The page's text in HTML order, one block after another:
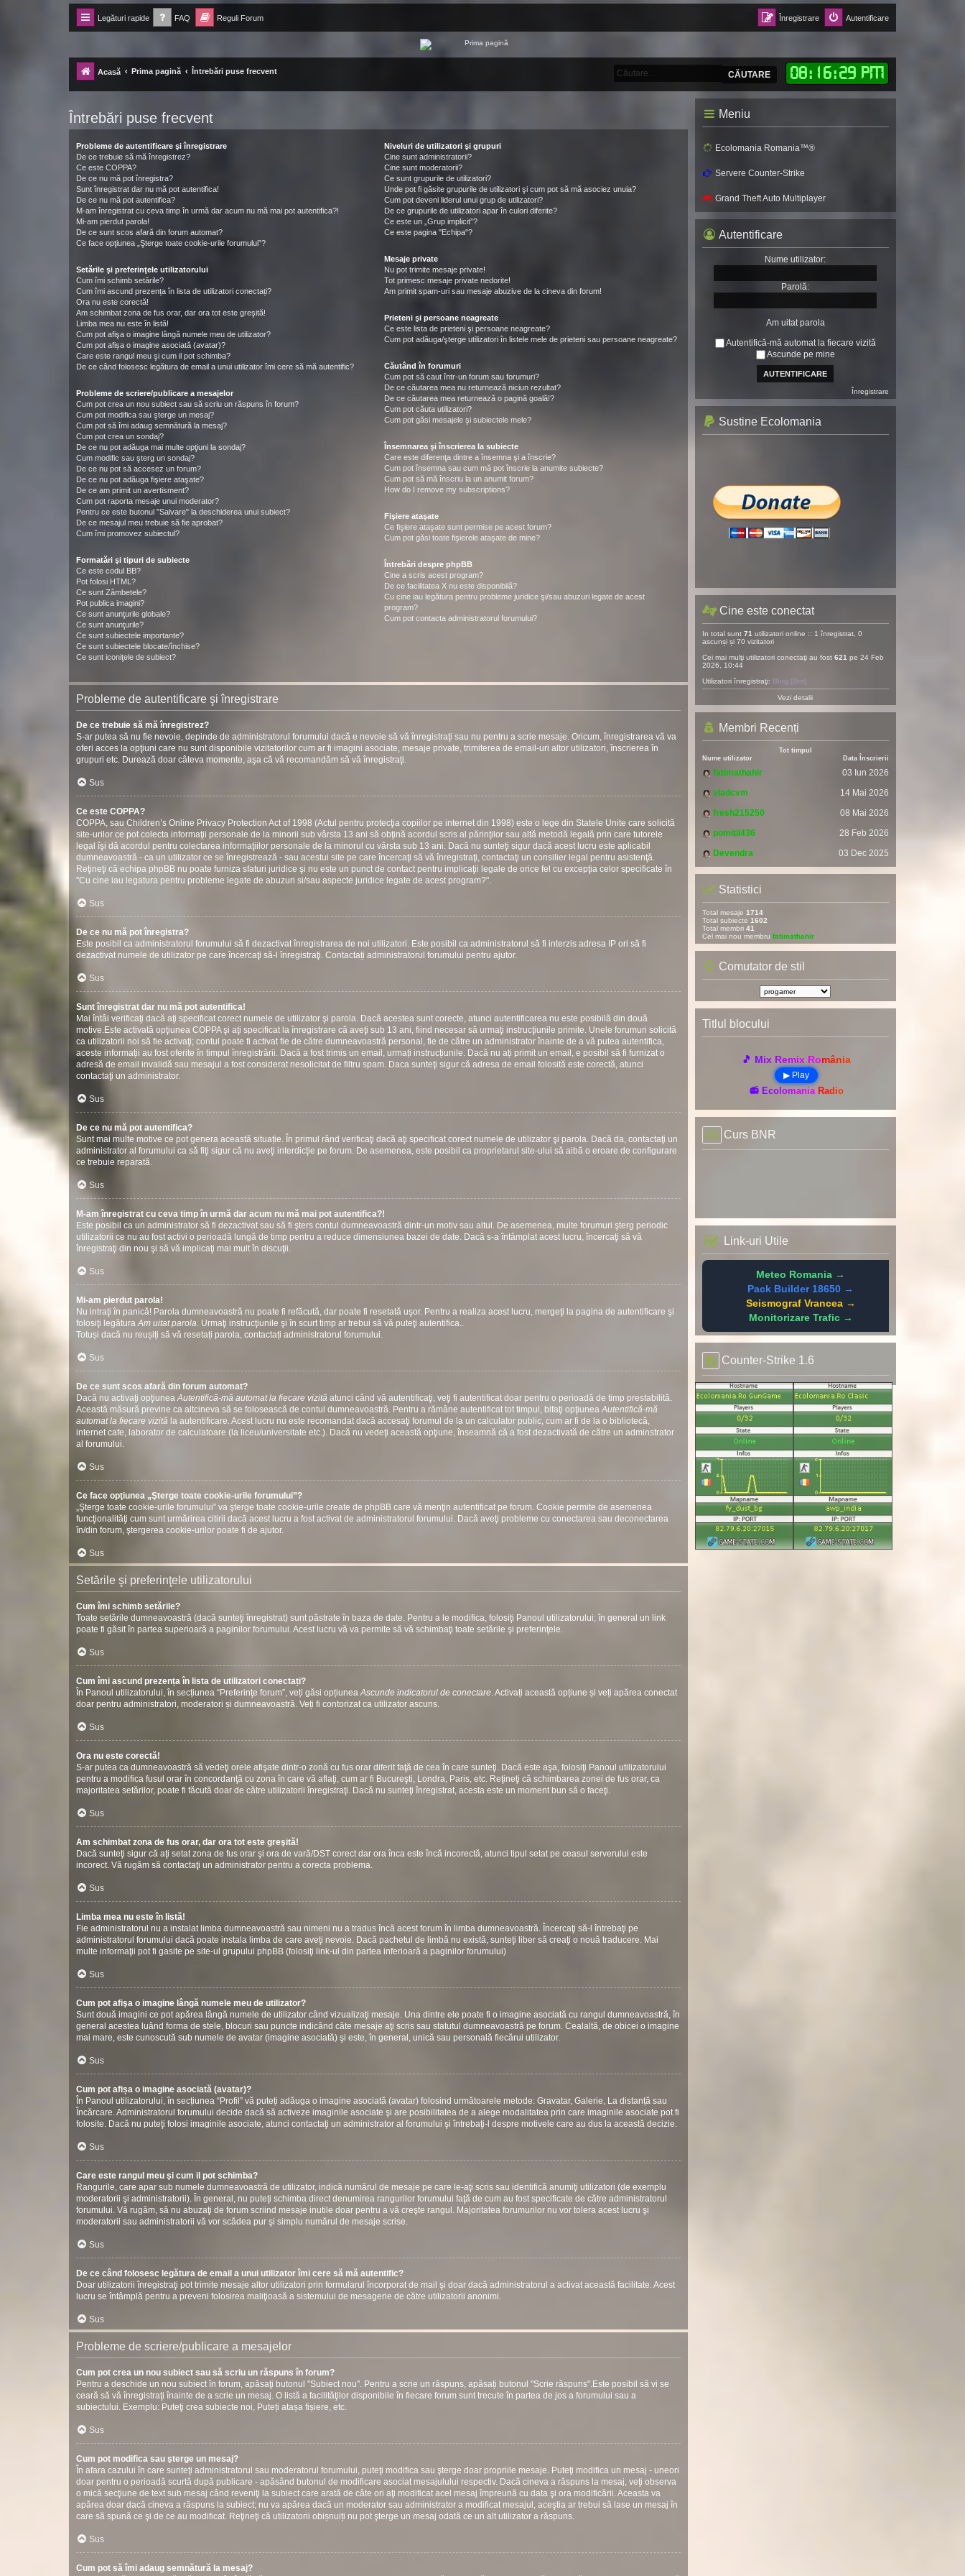
Legături rapide FAQ Reguli Forum Autentificare
Înregistrare
Forum Ecolomania™®
-= Idei pentru viitor =-
Acasă Prima pagină Întrebări puse frecvent 08: 16:31 PM
CĂUTARE
Întrebări puse frecvent
Probleme de autentificare şi înregistrare
De ce trebuie să mă înregistrez?
Ce este COPPA?
De ce nu mă pot înregistra?
Sunt înregistrat dar nu mă pot autentifica!
De ce nu mă pot autentifica?
M-am înregistrat cu ceva timp în urmă dar acum nu mă mai pot autentifica?!
Mi-am pierdut parola!
De ce sunt scos afară din forum automat?
Ce face opţiunea „Şterge toate cookie-urile forumului”?
Setările şi preferinţele utilizatorului
Cum îmi schimb setările?
Cum îmi ascund prezența în lista de utilizatori conectați?
Ora nu este corectă!
Am schimbat zona de fus orar, dar ora tot este greşită!
Limba mea nu este în listă!
Cum pot afişa o imagine lângă numele meu de utilizator?
Cum pot afișa o imagine asociată (avatar)?
Care este rangul meu şi cum il pot schimba?
De ce când folosesc legătura de email a unui utilizator îmi cere să mă autentific?
Probleme de scriere/publicare a mesajelor
Cum pot crea un nou subiect sau să scriu un răspuns în forum?
Cum pot modifica sau şterge un mesaj?
Cum pot să îmi adaug semnătură la mesaj?
Cum pot crea un sondaj?
De ce nu pot adăuga mai multe opţiuni la sondaj?
Cum modific sau şterg un sondaj?
De ce nu pot să accesez un forum?
De ce nu pot adăuga fişiere ataşate?
De ce am primit un avertisment?
Cum pot raporta mesaje unui moderator?
Pentru ce este butonul "Salvare" la deschiderea unui subiect?
De ce mesajul meu trebuie să fie aprobat?
Cum îmi promovez subiectul?
Formatări şi tipuri de subiecte
Ce este codul BB?
Pot folosi HTML?
Ce sunt Zâmbetele?
Pot publica imagini?
Ce sunt anunţurile globale?
Ce sunt anunţurile?
Ce sunt subiectele importante?
Ce sunt subiectele blocate/închise?
Ce sunt iconiţele de subiect?
Niveluri de utilizatori şi grupuri
Cine sunt administratorii?
Cine sunt moderatorii?
Ce sunt grupurile de utilizatori?
Unde pot fi găsite grupurile de utilizatori şi cum pot să mă asociez unuia?
Cum pot deveni liderul unui grup de utilizatori?
De ce grupurile de utilizatori apar în culori diferite?
Ce este un „Grup implicit”?
Ce este pagina "Echipa"?
Mesaje private
Nu pot trimite mesaje private!
Tot primesc mesaje private nedorite!
Am primit spam-uri sau mesaje abuzive de la cineva din forum!
Prieteni şi persoane neagreate
Ce este lista de prieteni şi persoane neagreate?
Cum pot adăuga/şterge utilizatori în listele mele de prieteni sau persoane neagreate?
Căutând în forumuri
Cum pot să caut într-un forum sau forumuri?
De ce căutarea mea nu returnează niciun rezultat?
De ce căutarea mea returnează o pagină goală!?
Cum pot căuta utilizatori?
Cum pot găsi mesajele şi subiectele mele?
Însemnarea şi înscrierea la subiecte
Care este diferenţa dintre a însemna şi a înscrie?
Cum pot însemna sau cum mă pot înscrie la anumite subiecte?
Cum pot să mă înscriu la un anumit forum?
How do I remove my subscriptions?
Fişiere ataşate
Ce fişiere ataşate sunt permise pe acest forum?
Cum pot găsi toate fişierele ataşate de mine?
Întrebări despre phpBB
Cine a scris acest program?
De ce facilitatea X nu este disponibilă?
Cu cine iau legătura pentru probleme juridice şi/sau abuzuri legate de acest
program?
Cum pot contacta administratorul forumului?
Probleme de autentificare şi înregistrare
De ce trebuie să mă înregistrez?
S-ar putea să nu fie nevoie, depinde de administratorul forumului dacă e nevoie să vă înregistraţi sau nu pentru a scrie mesaje. Oricum, înregistrarea vă va
oferi acces la opţiuni care nu sunt disponibile vizitatorilor cum ar fi imagini asociate, mesaje private, trimiterea de email-uri altor utilizatori, înscrierea în
grupuri etc. Durează doar câteva momente, aşa că vă recomandăm să vă înregistraţi.
Sus
Ce este COPPA?
COPPA, sau Children’s Online Privacy Protection Act of 1998 (Actul pentru protecţia copiilor pe internet din 1998) este o lege din Statele Unite care solicită
site-urilor ce pot colecta informaţii personale de la minorii sub vârsta 13 ani să obţină acordul scris al părinţilor sau altă metodă legală prin care tutorele
legal îşi dă acordul pentru colectarea informaţiilor personale de la minorul cu vârsta sub 13 ani. Dacă nu sunteţi sigur dacă acest lucru este aplicabil
dumneavoastră - ca un utilizator ce se înregistrează - sau acestui site pe care încercaţi să vă înregistraţi, contactaţi un consilier legal pentru asistenţă.
Reţineţi că echipa phpBB nu poate furniza sfaturi juridice şi nu este un punct de contact pentru implicaţii legale de orice fel cu excepţia celor specificate în
"Cu cine iau legatura pentru probleme legate de abuzuri si/sau aspecte juridice legate de acest program?".
Sus
De ce nu mă pot înregistra?
Este posibil ca administratorul forumului să fi dezactivat înregistrarea de noi utilizatori. Este posibil ca administratorul să fi interzis adresa IP ori să fi
dezactivat numele de utilizator pe care încercaţi să-l înregistraţi. Contactați administratorul forumului pentru ajutor.
Sus
Sunt înregistrat dar nu mă pot autentifica!
Mai întâi verificaţi dacă aţi specificat corect numele de utilizator şi parola. Dacă acestea sunt corecte, atunci autentificarea nu este posibilă din două
motive.Este activată opţiunea COPPA şi aţi specificat la înregistrare că aveţi sub 13 ani, fiind necesar să urmaţi instrucţiunile primite. Unele forumuri solicită
ca utilizatorii noi să fie activaţi; contul poate fi activat fie de către dumneavoastră personal, fie de către un administrator înainte de a vă putea autentifica,
aceste informații au fost oferite în timpul înregistrării. Dacă a fost trimis un email, urmați instrucțiunile. Dacă nu ați primit un email, e posibil să fi furnizat o
adresă de email invalidă sau mesajul a fost considerat nesolicitat de filtru spam. Daca sunteţi sigur că adresa de email folosită este corectă, atunci
contactaţi un administrator.
Sus
De ce nu mă pot autentifica?
Sunt mai multe motive ce pot genera această situație. În primul rând verificaţi dacă aţi specificat corect numele de utilizator şi parola. Dacă da, contactaţi un
administrator al forumului ca să fiţi sigur că nu aveţi interdicţie pe forum. De asemenea, este posibil ca proprietarul site-ului să aibă o eroare de configurare
ce trebuie reparată.
Sus
M-am înregistrat cu ceva timp în urmă dar acum nu mă mai pot autentifica?!
Este posibil ca un administrator să fi dezactivat sau să fi şters contul dumneavoastră dintr-un motiv sau altul. De asemenea, multe forumuri şterg periodic
utilizatorii ce nu au fost activi o perioadă lungă de timp pentru a reduce dimensiunea bazei de date. Dacă s-a întâmplat acest lucru, încercaţi să vă
înregistraţi din nou şi să vă implicaţi mai mult în discuţii.
Sus
Mi-am pierdut parola!
Nu intraţi în panică! Parola dumneavoastră nu poate fi refăcută, dar poate fi resetată uşor. Pentru a realiza acest lucru, mergeţi la pagina de autentificare şi
folosiţi legăturaAm uitat parola. Urmaţi instrucţiunile şi în scurt timp ar trebui să vă puteţi autentifica..
Totuși dacă nu reușiți să vă resetați parola, contactați administratorul forumului.
Sus
De ce sunt scos afară din forum automat?
Dacă nu activaţi opţiuneaAutentifică-mă automat la fiecare vizită atunci când vă autentificaţi, veţi fi autentificat doar pentru o perioadă de timp prestabilită.
Această măsură previne ca altcineva să se folosească de contul dumneavoastră. Pentru a rămâne autentificat tot timpul, bifaţi opţiuneaAutentifică-mă
automat la fiecare vizită la autentificare. Acest lucru nu este recomandat dacă accesaţi forumul de la un calculator public, cum ar fi de la o bibliotecă,
internet cafe, laborator de calculatoare (la liceu/universitate etc.). Dacă nu vedeţi această opţiune, înseamnă că a fost dezactivată de către un adminstrator
al forumului.
Sus
Ce face opţiunea „Şterge toate cookie-urile forumului”?
„Şterge toate cookie-urile forumului” va şterge toate cookie-urile create de phpBB care vă menţin autentificat pe forum. Cookie permite de asemenea
funcţionalităţi cum sunt urmărirea citirii dacă acest lucru a fost activat de administratorul forumului. Dacă aveţi probleme cu conectarea sau deconectarea
în/din forum, ştergerea cookie-urilor poate fi de ajutor.
Sus
Setările şi preferinţele utilizatorului
Cum îmi schimb setările?
Toate setările dumneavoastră (dacă sunteţi înregistrat) sunt păstrate în baza de date. Pentru a le modifica, folosiţi Panoul utilizatorului; în general un link
poate fi găsit în partea superioară a paginilor forumului. Acest lucru vă va permite să vă schimbaţi toate setările şi preferinţele.
Sus
Cum îmi ascund prezența în lista de utilizatori conectați?
În Panoul utilizatorului, în secțiunea “Preferinţe forum”, veți găsi opțiuneaAscunde indicatorul de conectare. Activați această opțiune și veți apărea conectat
doar pentru administratori, moderatori și dumneavoastră. Veți fi contorizat ca utilizator ascuns.
Sus
Ora nu este corectă!
S-ar putea ca dumneavoastră să vedeţi orele afişate dintr-o zonă cu fus orar diferit faţă de cea în care sunteţi. Dacă este aşa, folosiţi Panoul utilizatorului
pentru a modifica fusul orar în concordanţă cu zona în care vă aflaţi, cum ar fi Bucureşti, Londra, Paris, etc. Reţineţi că schimbarea zonei de fus orar, ca
majoritatea setărilor, poate fi făcută doar de către utilizatorii înregistraţi. Dacă nu sunteţi înregistrat, acesta este un moment bun să o faceţi.
Sus
Am schimbat zona de fus orar, dar ora tot este greşită!
Dacă sunteţi sigur că aţi setat zona de fus orar şi ora de vară/DST corect dar ora înca este încă incorectă, atunci tipul setat pe ceasul serverului este
incorect. Vă rugăm să contactaţi un administrator pentru a corecta problema.
Sus
Limba mea nu este în listă!
Fie administratorul nu a instalat limba dumneavoastră sau nimeni nu a tradus încă acest forum în limba dumneavoastră. Încercaţi să-l întrebaţi pe
administratorul forumului dacă poate instala limba de care aveţi nevoie. Dacă pachetul de limbă nu există, sunteţi liber să creaţi o nouă traducere. Mai
multe informaţii pot fi gasite pe site-ul grupului phpBB (folosiţi link-ul din partea inferioară a paginilor forumului)
Sus
Cum pot afişa o imagine lângă numele meu de utilizator?
Sunt două imagini ce pot apărea lângă numele de utilizator când vizualizaţi mesaje. Una dintre ele poate fi o imagine asociată cu rangul dumneavoastră, în
general acestea luând forma de stele, blocuri sau puncte indicând câte mesaje aţi scris sau statutul dumneavoastră pe forum. Cealaltă, de obicei o imagine
mai mare, este cunoscută sub numele de avatar (imagine asociată) şi este, în general, unică sau personală fiecărui utilizator.
Sus
Cum pot afișa o imagine asociată (avatar)?
În Panoul utilizatorului, în secțiunea “Profil” vă puteți adăuga o imagine asociată (avatar) folosind următoarele metode: Gravatar, Galerie, La distanță sau
Încărcare. Administratorul forumului decide dacă să activeze imaginile asociate şi are posibilitatea de a alege modalitatea prin care imaginile asociate pot fi
folosite. Dacă nu puteţi folosi imaginile asociate, atunci contactaţi un administrator al forumului şi întrebaţi-l despre motivele care au dus la această decizie.
Sus
Care este rangul meu şi cum il pot schimba?
Rangurile, care apar sub numele dumneavoastră de utilizator, indică numărul de mesaje pe care le-aţi scris sau identifică anumiţi utilizatori (de exemplu
moderatorii şi administratorii). În general, nu puteţi schimba direct denumirea rangurilor forumului faţă de cum au fost specificate de către administratorul
forumului. Vă rugăm, să nu abuzaţi de forum scriind mesaje inutile doar pentru a vă creşte rangul. Majoritatea forumurilor nu vor tolera acest lucru şi
moderatorii sau administratorii vă vor scădea pur şi simplu numărul de mesaje scrise.
Sus
De ce când folosesc legătura de email a unui utilizator îmi cere să mă autentific?
Doar utilizatorii înregistraţi pot trimite mesaje altor utilizatori prin formularul încorporat de mail şi doar dacă administratorul a activat această facilitate. Acest
lucru se întâmplă pentru a preveni folosirea maliţioasă a sistemului de mesagerie de către utilizatorii anonimi.
Sus
Probleme de scriere/publicare a mesajelor
Cum pot crea un nou subiect sau să scriu un răspuns în forum?
Pentru a deschide un nou subiect în forum, apăsaţi butonul "Subiect nou". Pentru a scrie un răspuns, apăsați butonul "Scrie răspuns".Este posibil să vi se
ceară să vă înregistraţi înainte de a scrie un mesaj. O listă a facilităţilor disponibile în fiecare forum sunt trecute în partea de jos a forumului sau a
subiectului. Exemplu: Puteţi crea subiecte noi, Puteți atașa fișiere, etc.
Sus
Cum pot modifica sau şterge un mesaj?
În afara cazului în care sunteţi administratorul sau moderatorul forumului, puteţi modifica sau şterge doar propriile mesaje. Puteţi modifica un mesaj - uneori
doar pentru o perioadă scurtă după publicare - apăsând butonul de modificare asociat mesajulului respectiv. Dacă cineva a răspuns la mesaj, veţi observa
o mică secţiune de text sub mesaj când reveniţi la subiect care arată de câte ori aţi modificat acel mesaj împreună cu data şi ora modificării. Aceasta va
apărea doar dacă cineva a răspuns la subiect; nu va apărea dacă un moderator sau administrator a modificat mesajul, aceştia ar trebui să lase un mesaj în
care să spună ce şi de ce au modificat. Reţineţi că utilizatorii obișnuiți nu pot şterge un mesaj odată ce un alt utilizator a răspuns.
Sus
Cum pot să îmi adaug semnătură la mesaj?
Meniu
Ecolomania Romania™®
Servere Counter-Strike
Grand Theft Auto Multiplayer
Autentificare
Nume utilizator:
Parolă:
Am uitat parola
Autentifică-mă automat la fiecare vizită
Ascunde pe mine
Înregistrare
Sustine Ecolomania
Cine este conectat
In total sunt 71 utilizatori online :: 1 înregistrat, 0
ascunși și 70 vizitatori
Cei mai mulţi utilizatori conectaţi au fost 621 pe 24 Feb
2026, 10:44
Utilizatori înregistraţi: Bing [Bot]
Vezi detalii
Membri Recenți
Tot timpul
Nume utilizator
Data Înscrierii
fatimathahir
03 Iun 2026
vladcvm
14 Mai 2026
fresh215250
08 Mai 2026
pomitil436
28 Feb 2026
Devendra
03 Dec 2025
Statistici
Total mesaje 1714
Total subiecte 1602
Total membri 41
Cel mai nou membru fatimathahir
Comutator de stil
Titlul blocului
🎵 Mix Remix România
▶ Play
📻 Ecolomania Radio
Curs BNR
Link-uri Utile
Meteo Romania →
Pack Builder 18650 →
Seismograf Vrancea →
Monitorizare Trafic →
Counter-Strike 1.6